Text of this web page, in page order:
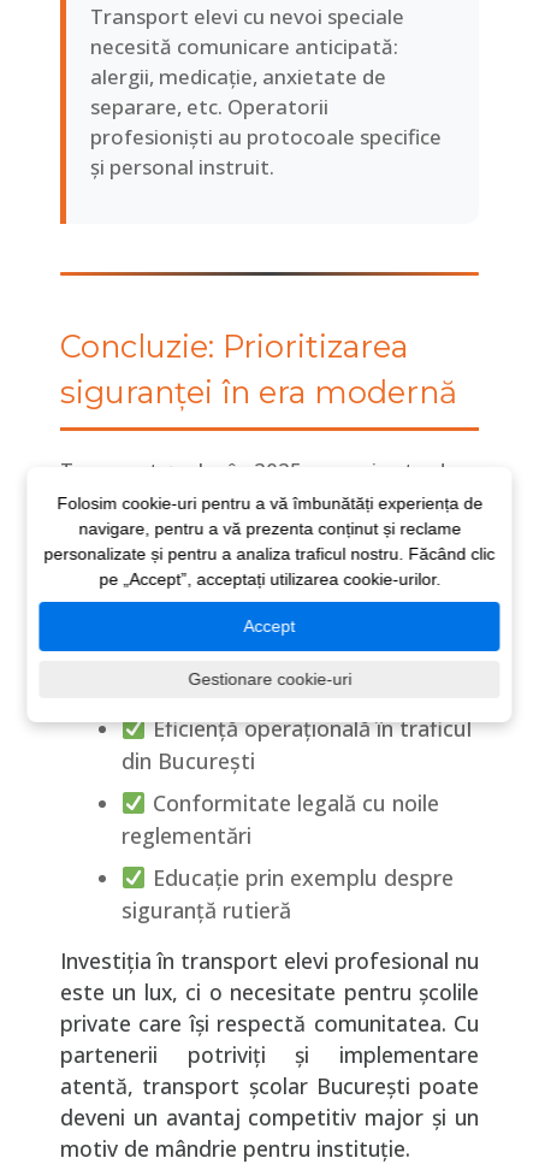
Transport elevi cu nevoi speciale
necesită comunicare anticipată:
alergii, medicație, anxietate de
separare, etc. Operatorii
profesioniști au protocoale specifice
și personal instruit.
Concluzie: Prioritizarea
siguranței în era modernă
Transport școlar în 2025 nu mai este doar
despre deplasarea elevilor din punctul A în
punctul B. Este despre:
Siguranță maximă prin
tehnologie și proceduri
Transparență totală pentru
părinți și școli
Eficiență operațională în traficul
din București
Conformitate legală cu noile
reglementări
Educație prin exemplu despre
siguranță rutieră
Investiția în transport elevi profesional nu
este un lux, ci o necesitate pentru școlile
private care își respectă comunitatea. Cu
partenerii potriviți și implementare
atentă, transport școlar București poate
deveni un avantaj competitiv major și un
motiv de mândrie pentru instituție.
Folosim cookie-uri pentru a vă îmbunătăți experiența de
navigare, pentru a vă prezenta conținut și reclame
personalizate și pentru a analiza traficul nostru. Făcând clic
pe „Accept”, acceptați utilizarea cookie-urilor.
Accept
Gestionare cookie-uri